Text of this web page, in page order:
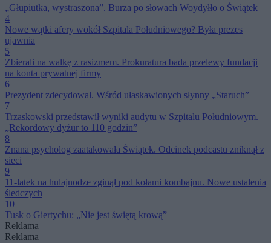
„Głupiutka, wystraszona”. Burza po słowach Woydyłło o Świątek
4
Nowe wątki afery wokół Szpitala Południowego? Była prezes
ujawnia
5
Zbierali na walkę z rasizmem. Prokuratura bada przelewy fundacji
na konta prywatnej firmy
6
Prezydent zdecydował. Wśród ułaskawionych słynny „Staruch”
7
Trzaskowski przedstawił wyniki audytu w Szpitalu Południowym.
„Rekordowy dyżur to 110 godzin”
8
Znana psycholog zaatakowała Świątek. Odcinek podcastu zniknął z
sieci
9
11-latek na hulajnodze zginął pod kołami kombajnu. Nowe ustalenia
śledczych
10
Tusk o Giertychu: „Nie jest świętą krową”
Reklama
Reklama